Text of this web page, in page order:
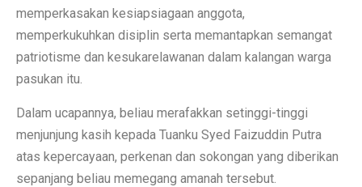
memperkasakan kesiapsiagaan anggota,
memperkukuhkan disiplin serta memantapkan semangat
patriotisme dan kesukarelawanan dalam kalangan warga
pasukan itu.
Dalam ucapannya, beliau merafakkan setinggi-tinggi
menjunjung kasih kepada Tuanku Syed Faizuddin Putra
atas kepercayaan, perkenan dan sokongan yang diberikan
sepanjang beliau memegang amanah tersebut.